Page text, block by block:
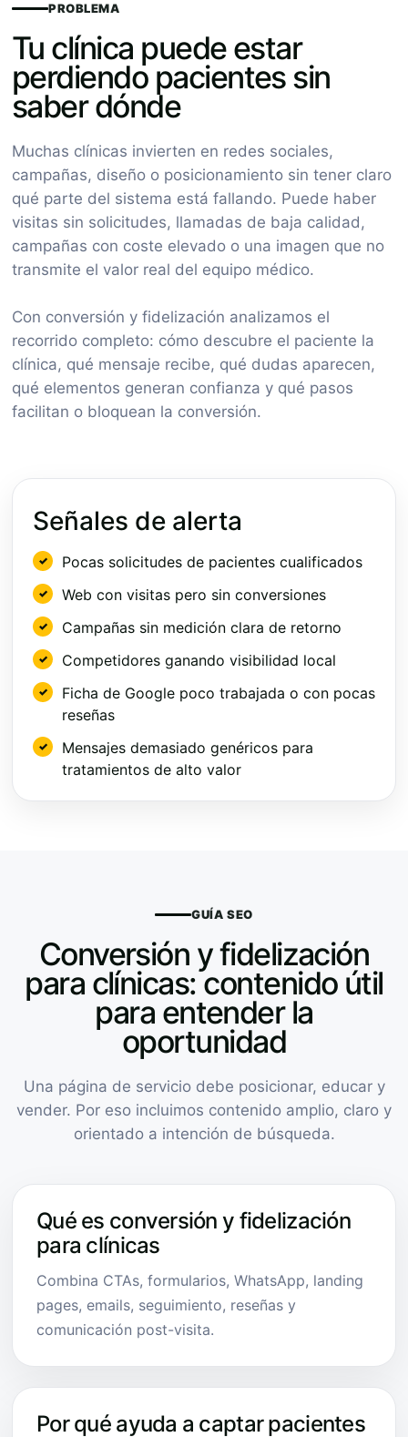
PROBLEMA
Tu clínica puede estar
perdiendo pacientes sin
saber dónde
Muchas clínicas invierten en redes sociales,
campañas, diseño o posicionamiento sin tener claro
qué parte del sistema está fallando. Puede haber
visitas sin solicitudes, llamadas de baja calidad,
campañas con coste elevado o una imagen que no
transmite el valor real del equipo médico.
Con conversión y fidelización analizamos el
recorrido completo: cómo descubre el paciente la
clínica, qué mensaje recibe, qué dudas aparecen,
qué elementos generan confianza y qué pasos
facilitan o bloquean la conversión.
Señales de alerta
Pocas solicitudes de pacientes cualificados
Web con visitas pero sin conversiones
Campañas sin medición clara de retorno
Competidores ganando visibilidad local
Ficha de Google poco trabajada o con pocas
reseñas
Mensajes demasiado genéricos para
tratamientos de alto valor
GUÍA SEO
Conversión y fidelización
para clínicas: contenido útil
para entender la
oportunidad
Una página de servicio debe posicionar, educar y
vender. Por eso incluimos contenido amplio, claro y
orientado a intención de búsqueda.
Qué es conversión y fidelización
para clínicas
Combina CTAs, formularios, WhatsApp, landing
pages, emails, seguimiento, reseñas y
comunicación post-visita.
Por qué ayuda a captar pacientes